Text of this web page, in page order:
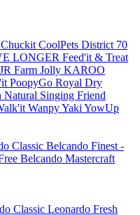
Chuckit CoolPets District 70
LONGER Feed'it & Treat
JR Farm Jolly KAROO
PoopyGo Royal Dry
Natural Singing Friend
WanpyYaki YowUp
Classic Belcando Finest -
Belcando Mastercraft
Classic Leonardo Fresh